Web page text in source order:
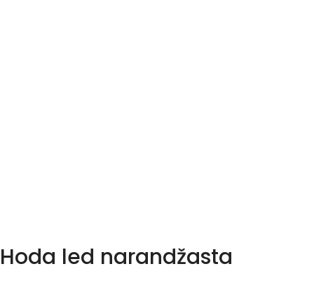
Hoda led narandžasta